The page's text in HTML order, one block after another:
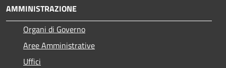
AMMINISTRAZIONE
Organi di Governo
Aree Amministrative
Uffici